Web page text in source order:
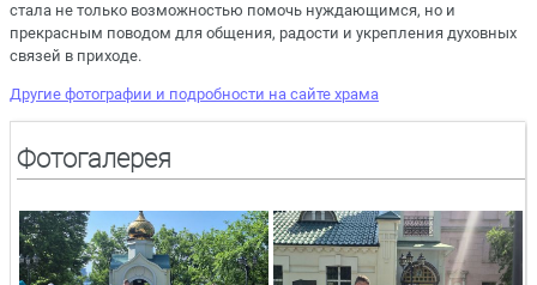
стала не только возможностью помочь нуждающимся, но и
прекрасным поводом для общения, радости и укрепления духовных
связей в приходе.
Другие фотографии и подробности на сайте храма
Фотогалерея